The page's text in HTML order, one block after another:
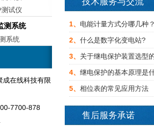
试仪
测系统
系统
成在线科技有限
7700-878
1、 电能计量方式分哪几种
2、 什么是数字化变电站?
3、 关于继电保护装置选型
4、 继电保护的基本原理是
5、 相位表的常见应用方法
售后服务承诺